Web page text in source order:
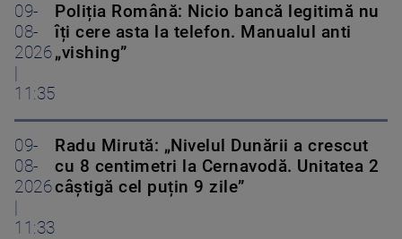
09-
08-
2026
|
11:35
Poliția Română: Nicio bancă legitimă nu
îți cere asta la telefon. Manualul anti
„vishing”
09-
08-
2026
|
11:33
Radu Mirută: „Nivelul Dunării a crescut
cu 8 centimetri la Cernavodă. Unitatea 2
câștigă cel puțin 9 zile”